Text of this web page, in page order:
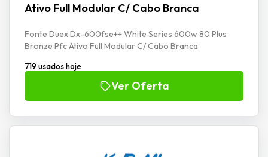
Ativo Full Modular C/ Cabo Branca
Fonte Duex Dx-600fse++ White Series 600w 80 Plus
Bronze Pfc Ativo Full Modular C/ Cabo Branca
719 usados hoje
Ver Oferta